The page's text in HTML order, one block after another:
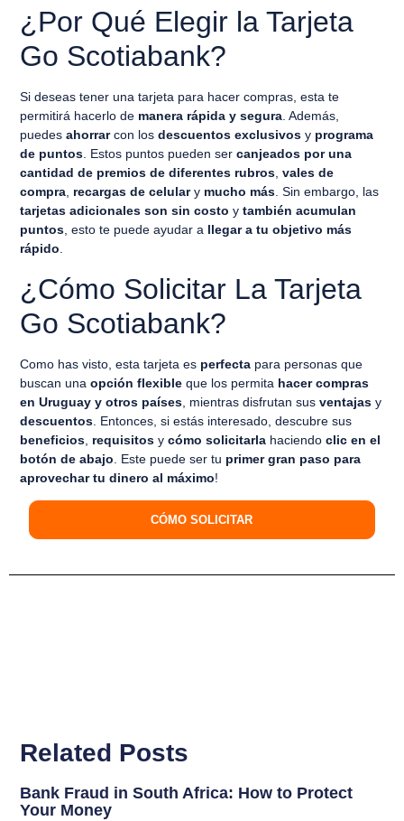
¿Por Qué Elegir la Tarjeta
Go Scotiabank?
Si deseas tener una tarjeta para hacer compras, esta te
permitirá hacerlo de manera rápida y segura. Además,
puedesahorrarcon losdescuentos exclusivos y programa
de puntos. Estos puntos pueden sercanjeados por una
cantidad de premios de diferentes rubros, vales de
compra, recargas de celulary mucho más. Sin embargo, las
tarjetas adicionales son sin costo ytambién acumulan
puntos, esto te puede ayudar a llegar a tu objetivo más
rápido.
¿Cómo Solicitar La Tarjeta
Go Scotiabank?
Como has visto, esta tarjeta es perfecta para personas que
buscan unaopción flexible que los permita hacer compras
en Uruguay y otros países , mientras disfrutan susventajasy
descuentos . Entonces, si estás interesado, descubre sus
beneficios requisitos ycómo solicitarla haciendo clic en el
botón de abajo . Este puede ser tu primer gran paso para
aprovechar tu dinero al máximo!
CÓMO SOLICITAR
Related Posts
Bank Fraud in South Africa: How to Protect
Your Money